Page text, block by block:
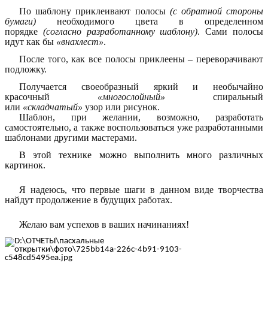
По шаблону приклеивают полосы (с обратной стороны
бумаги) необходимого цвета в определенном
порядке (согласно разработанному шаблону). Сами полосы
идут как бы «внахлест».
После того, как все полосы приклеены – переворачивают
подложку.
Получается своеобразный яркий и необычайно
красочный «многослойный» спиральный
или «складчатый» узор или рисунок.
Шаблон, при желании, возможно, разработать
самостоятельно, а также воспользоваться уже разработанными
шаблонами другими мастерами.
В этой технике можно выполнить много различных
картинок.
Я надеюсь, что первые шаги в данном виде творчества
найдут продолжение в будущих работах.
Желаю вам успехов в ваших начинаниях!